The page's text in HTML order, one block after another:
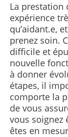
La prestation
expérience
qu’aidant.e,
prenez soin.
difficile et
nouvelle
à donner
étapes, il
comporte la
de vous
vous soignez
êtes en